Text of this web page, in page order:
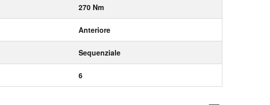
270 Nm
Anteriore
Sequenziale
6